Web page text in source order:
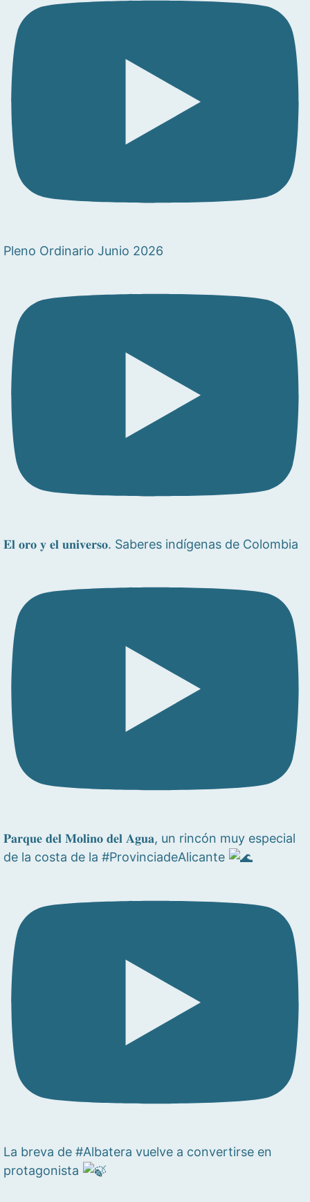
Pleno Ordinario Junio 2026
𝐄𝐥 𝐨𝐫𝐨 𝐲 𝐞𝐥 𝐮𝐧𝐢𝐯𝐞𝐫𝐬𝐨. Saberes indígenas de Colombia
𝐏𝐚𝐫𝐪𝐮𝐞 𝐝𝐞𝐥 𝐌𝐨𝐥𝐢𝐧𝐨 𝐝𝐞𝐥 𝐀𝐠𝐮𝐚, un rincón muy especial
de la costa de la #ProvinciadeAlicante
La breva de #Albatera vuelve a convertirse en
protagonista